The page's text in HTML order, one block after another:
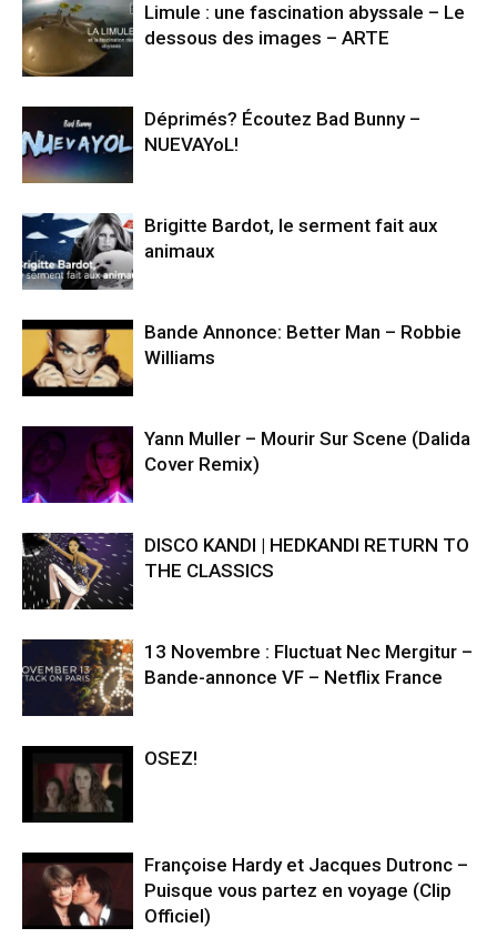
Limule : une fascination abyssale – Le
dessous des images – ARTE
Déprimés? Écoutez Bad Bunny –
NUEVAYoL!
Brigitte Bardot, le serment fait aux
animaux
Bande Annonce: Better Man – Robbie
Williams
Yann Muller – Mourir Sur Scene (Dalida
Cover Remix)
DISCO KANDI | HEDKANDI RETURN TO
THE CLASSICS
13 Novembre : Fluctuat Nec Mergitur –
Bande-annonce VF – Netflix France
OSEZ!
Françoise Hardy et Jacques Dutronc –
Puisque vous partez en voyage (Clip
Officiel)